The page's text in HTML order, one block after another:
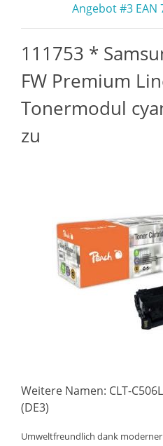
Angebot #3 EAN
111753 *
FW Premium
Tonermodul
zu
Weitere Namen: CLT-
(DE3)
Umweltfreundlich dank